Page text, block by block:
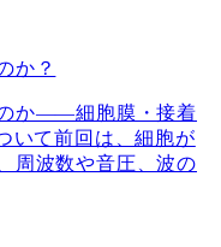
か？
か――細胞膜・接着
いて前回は、細胞が
周波数や音圧、波の